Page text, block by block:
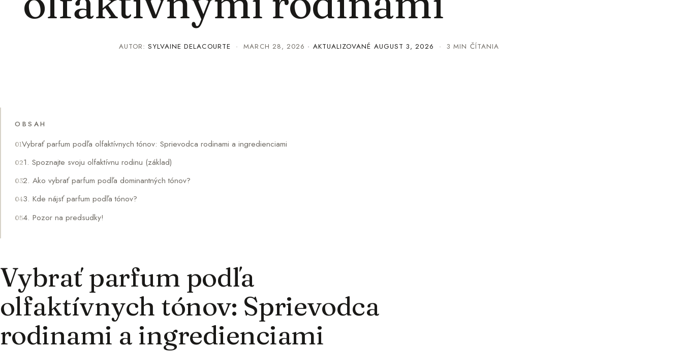
AUTOR:SYLVAINE DELACOURTE ·MARCH 28, 2026 · AKTUALIZOVANÉ AUGUST 3, 2026 · 3 MIN ČÍTANIA
OBSAH
Vybrať parfum podľa olfaktívnych tónov: Sprievodca rodinami a ingredienciami
1. Spoznajte svoju olfaktívnu rodinu (základ)
2. Ako vybrať parfum podľa dominantných tónov?
3. Kde nájsť parfum podľa tónov?
4. Pozor na predsudky!
Vybrať parfum podľa
olfaktívnych tónov: Sprievodca
rodinami a ingredienciami